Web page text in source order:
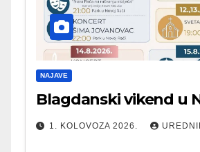
NAJAVE
Blagdanski vikend u
1. KOLOVOZA 2026.